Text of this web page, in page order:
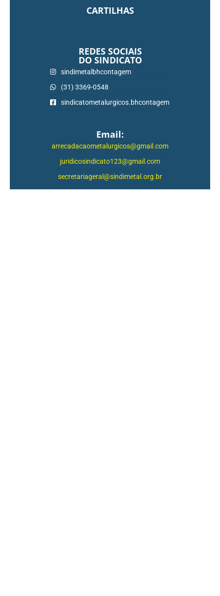
CARTILHAS
REDES SOCIAIS
DO SINDICATO
sindimetalbhcontagem
(31) 3369-0548
sindicatometalurgicos.bhcontagem
Email:
arrecadacaometalurgicos@gmail.com
juridicosindicato123@gmail.com
secretariageral@sindimetal.org.br